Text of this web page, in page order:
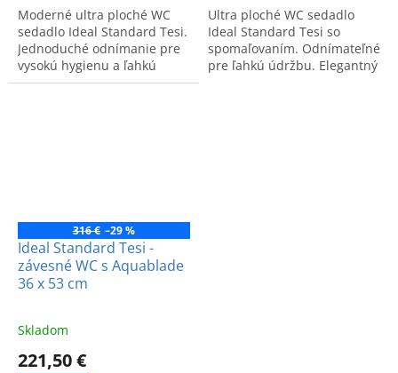
Moderné ultra ploché WC
sedadlo Ideal Standard Tesi.
Jednoduché odnímanie pre
vysokú hygienu a ľahkú
údržbu. Kvalitné
Ultra ploché WC sedadlo
Ideal Standard Tesi so
spomaľovaním. Odnímateľné
pre ľahkú údržbu. Elegantný
316 € –29 %
Ideal Standard Tesi -
závesné WC s Aquablade
36 x 53 cm
Skladom
221,50 €